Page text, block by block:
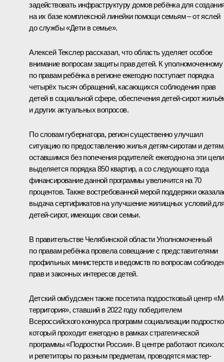
задействовать инфраструктуру домов ребёнка для
на их базе комплексной линейки помощи семьям – от яслей
до службы «Дети в семье».
Алексей Текслер рассказал, что область уделяет особое
внимание вопросам защиты прав детей. К уполномоченному
по правам ребёнка в регионе ежегодно поступает порядка
четырёх тысяч обращений, касающихся соблюдения прав
детей в социальной сфере, обеспечения детей-сирот
и других актуальных вопросов.
По словам губернатора, регион существенно улучшил
ситуацию по предоставлению жилья детям-сиротам и
оставшимся без попечения родителей: ежегодно на эти цели
выделяется порядка 850 квартир, а со следующего года
финансирование данной программы увеличится на 70
процентов. Также востребованной мерой поддержки
выдача сертификатов на улучшение жилищных условий
детей-сирот, имеющих свои семьи.
В правительстве Челябинской области Уполномоченный
по правам ребёнка провела совещание с представителями
профильных министерств и ведомств по вопросам
прав и законных интересов детей.
Детский омбудсмен также посетила подростковый центр
территория», ставший в 2022 году победителем
Всероссийского конкурса программ социализации
который проходит ежегодно в рамках стратегической
программы «Подростки России». В центре работают
и репетиторы по разным предметам, проводятся мастер-